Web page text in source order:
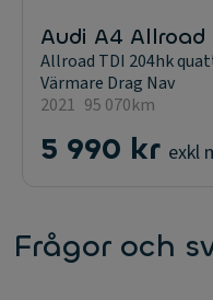
Audi A4 Allroad
Allroad TDI 204hk
Värmare Drag Nav
2021 95 070km
5 990 kr exkl
Frågor och